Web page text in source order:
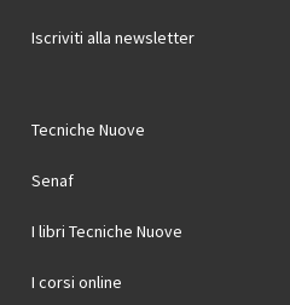
Iscriviti alla newsletter
Tecniche Nuove
Senaf
I libri Tecniche Nuove
I corsi online